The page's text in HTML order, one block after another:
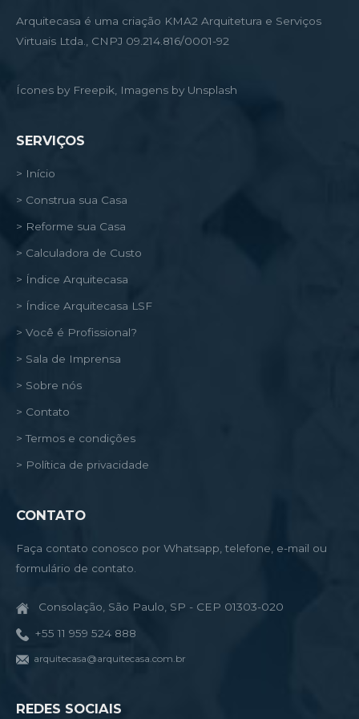
Arquitecasa é uma criação KMA2 Arquitetura e Serviços
Virtuais Ltda., CNPJ 09.214.816/0001-92
Ícones by Freepik, Imagens by Unsplash
SERVIÇOS
> Início
> Construa sua Casa
> Reforme sua Casa
> Calculadora de Custo
> Índice Arquitecasa
> Índice Arquitecasa LSF
> Você é Profissional?
> Sala de Imprensa
> Sobre nós
> Contato
> Termos e condições
> Política de privacidade
CONTATO
Faça contato conosco por Whatsapp, telefone, e-mail ou
formulário de contato.
Consolação, São Paulo, SP - CEP 01303-020
+55 11 959 524 888
arquitecasa@arquitecasa.com.br
REDES SOCIAIS